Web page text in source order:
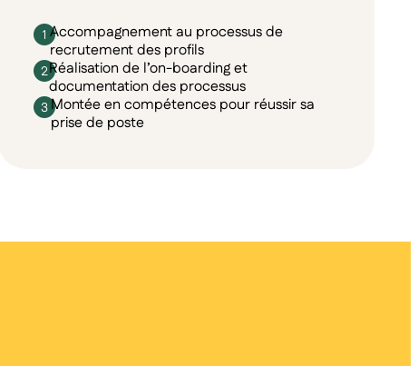
Accompagnement au processus de
recrutement des profils
Réalisation de l’on-boarding et
documentation des processus
Montée en compétences pour réussir sa
prise de poste